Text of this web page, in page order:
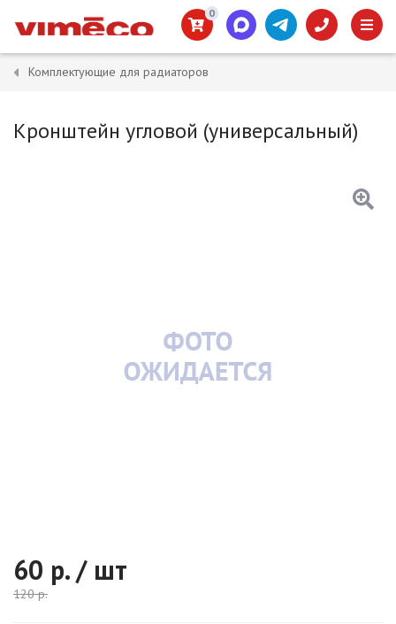
0
Комплектующие для радиаторов
Кронштейн угловой (универсальный)
60 р. / шт
120р.